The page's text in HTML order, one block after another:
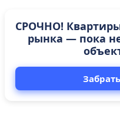
СРОЧНО!
рынка — пока